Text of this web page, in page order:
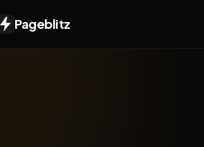
Pageblitz